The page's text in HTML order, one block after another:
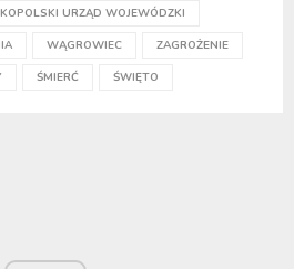
URZĄD WOJEWÓDZKI
WĄGROWIEC ZAGROŻENIE
ŚMIERĆ ŚWIĘTO